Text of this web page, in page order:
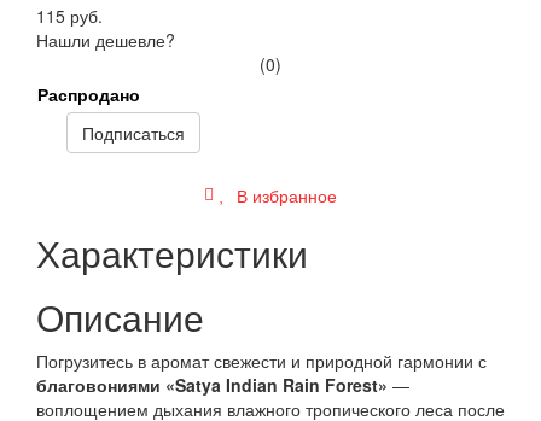
115 руб.
Нашли дешевле?
(0)
Распродано
Подписаться
В избранное
Характеристики
Описание
Погрузитесь в аромат свежести и природной гармонии с
благовониями «Satya Indian Rain Forest» —
воплощением дыхания влажного тропического леса после